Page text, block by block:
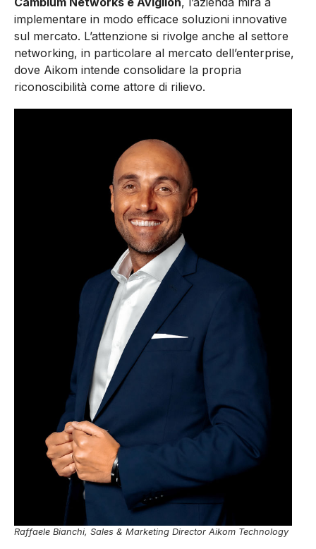
implementare in modo efficace soluzioni innovative
sul mercato. L’attenzione si rivolge anche al settore
networking, in particolare al mercato dell’enterprise,
dove Aikom intende consolidare la propria
riconoscibilità come attore di rilievo.
Raffaele Bianchi, Sales & Marketing Director Aikom Technology